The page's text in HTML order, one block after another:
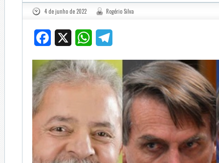
4 de junho de 2022 Rogério Silva
Facebook WhatsApp